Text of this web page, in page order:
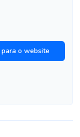
para o website